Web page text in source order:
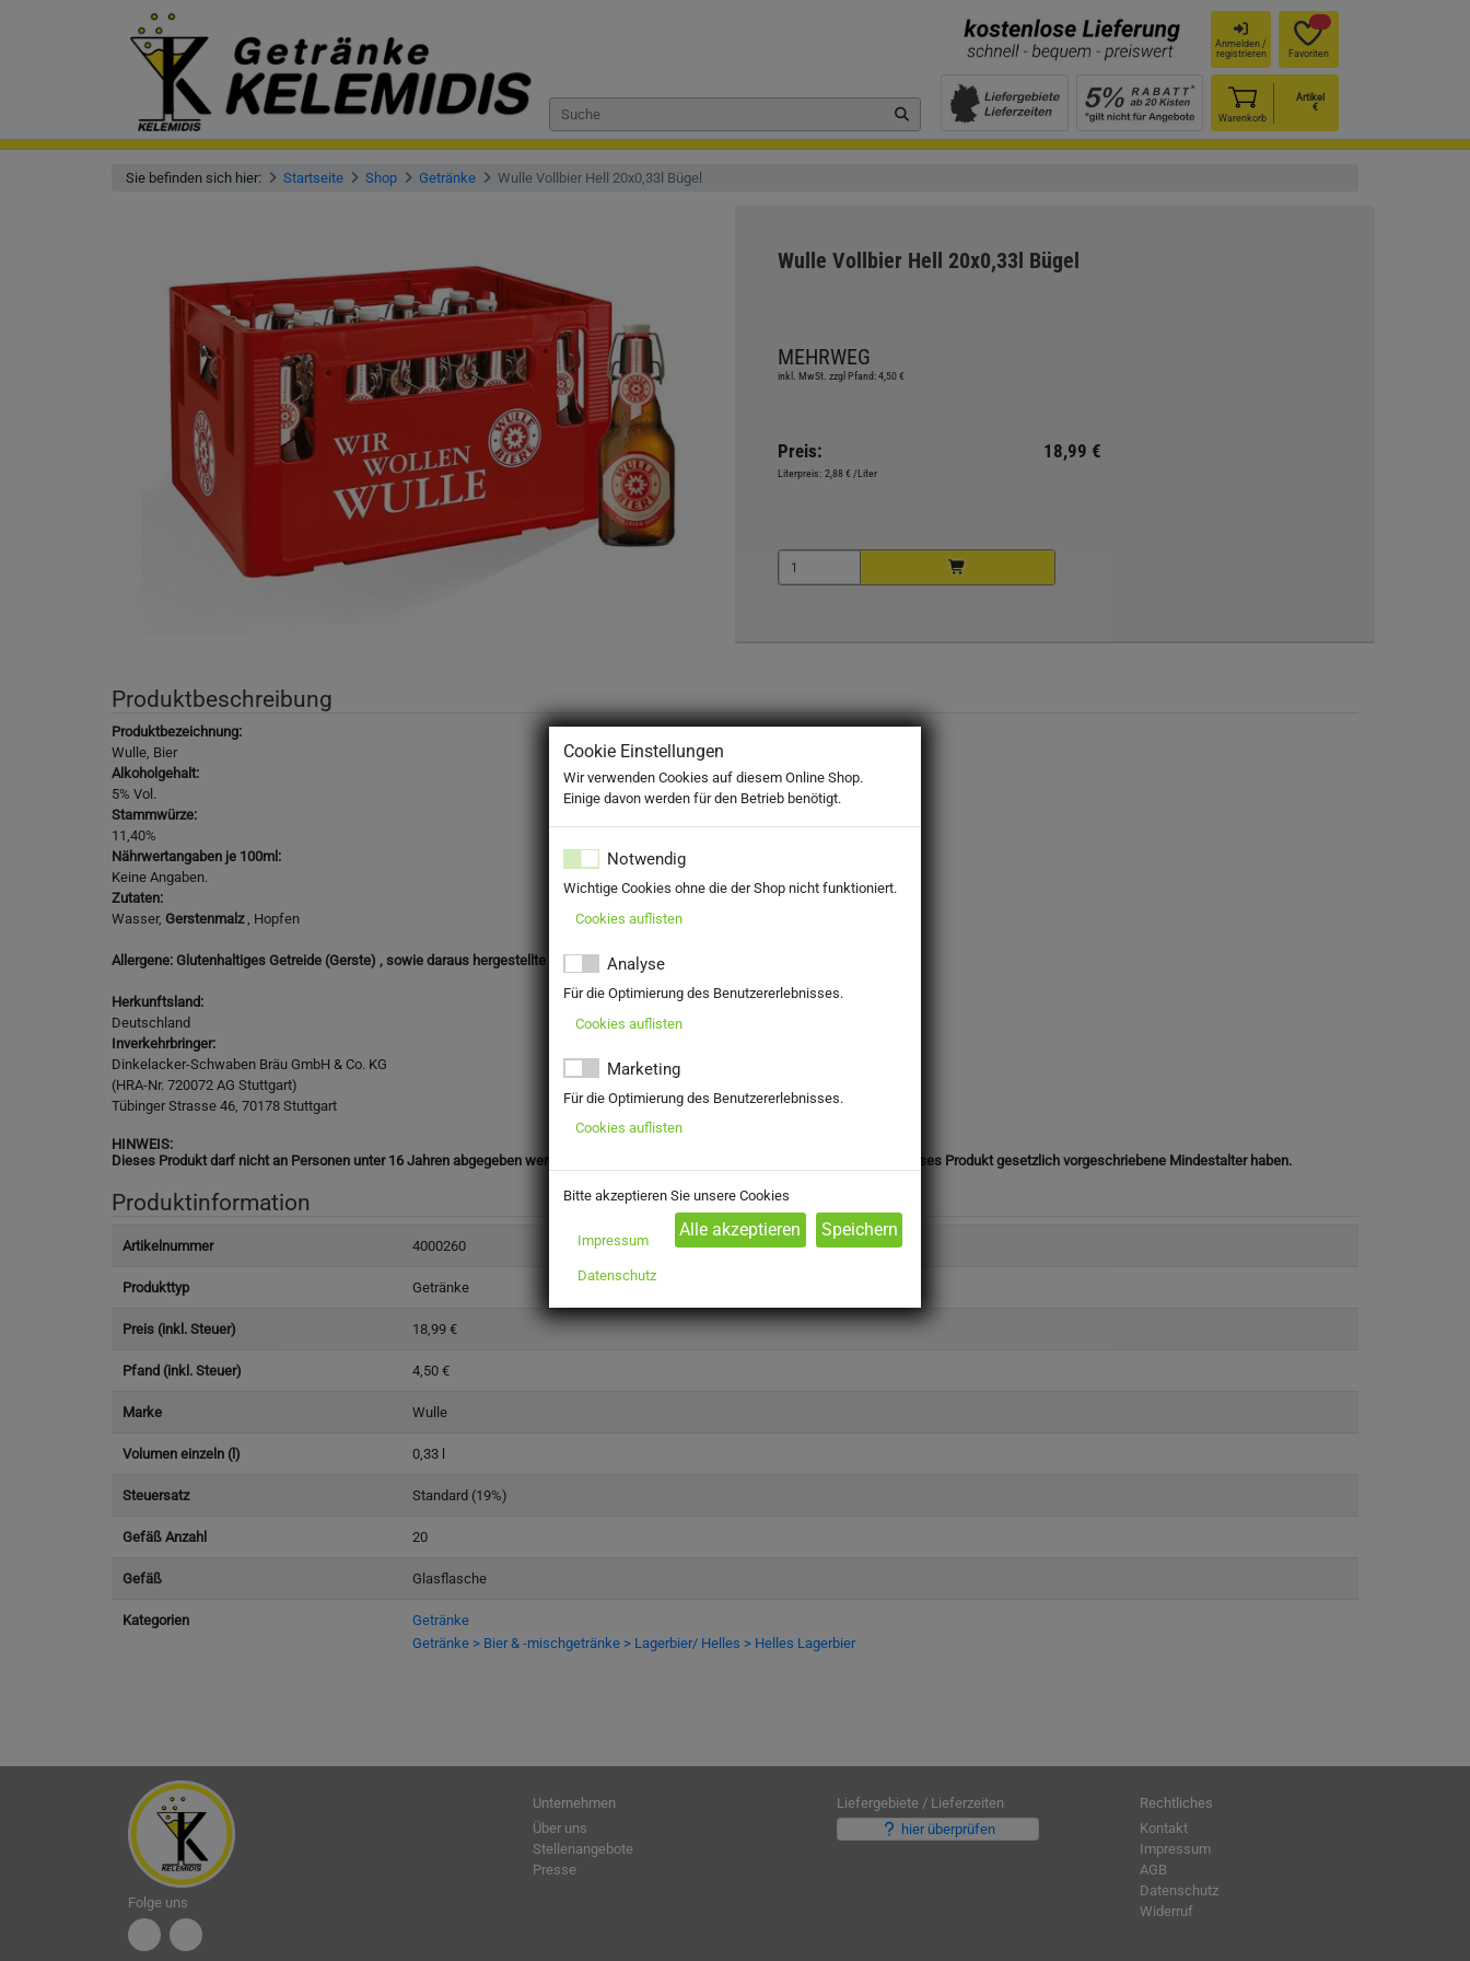
Anmelden /
registrieren
Favoriten
Warenkorb
Artikel
€
Sie befinden sich hier: Startseite Shop Getränke Wulle Vollbier Hell 20x0,33l Bügel
Wulle Vollbier Hell 20x0,33l Bügel
MEHRWEG
inkl. MwSt. zzgl Pfand: 4,50 €
Preis: 18,99 €
Literpreis: 2,88 € /Liter
Produktbeschreibung
Produktbezeichnung:
Wulle, Bier
Alkoholgehalt:
5% Vol.
Stammwürze:
11,40%
Nährwertangaben je 100ml:
Keine Angaben.
Zutaten:
Wasser, Gerstenmalz , Hopfen
Allergene: Glutenhaltiges Getreide (Gerste) , sowie daraus hergestellte Erzeugnisse
Herkunftsland:
Deutschland
Inverkehrbringer:
Dinkelacker-Schwaben Bräu GmbH & Co. KG
(HRA-Nr. 720072 AG Stuttgart)
Tübinger Strasse 46, 70178 Stuttgart
HINWEIS:
Dieses Produkt darf nicht an Personen unter 16 Jahren abgegeben werden. Mit Ihrer Bestellung bestätigen Sie, dass Sie das für dieses Produkt gesetzlich vorgeschriebene Mindestalter haben.
Produktinformation
Artikelnummer 4000260
Produkttyp Getränke
Preis (inkl. Steuer) 18,99 €
Pfand (inkl. Steuer) 4,50 €
Marke Wulle
Volumen einzeln (l) 0,33 l
Steuersatz Standard (19%)
Gefäß Anzahl 20
Gefäß Glasflasche
Kategorien
Getränke
Getränke > Bier & -mischgetränke > Lagerbier/ Helles > Helles Lagerbier
Folge uns
Unternehmen
Über uns
Stellenangebote
Presse
Liefergebiete / Lieferzeiten
hier überprüfen
Rechtliches
Kontakt
Impressum
AGB
Datenschutz
Widerruf
Cookie Einstellungen
Wir verwenden Cookies auf diesem Online Shop.
Einige davon werden für den Betrieb benötigt.
Notwendig
Wichtige Cookies ohne die der Shop nicht funktioniert.
Cookies auflisten
Analyse
Für die Optimierung des Benutzererlebnisses.
Cookies auflisten
Marketing
Für die Optimierung des Benutzererlebnisses.
Cookies auflisten
Bitte akzeptieren Sie unsere Cookies
Impressum
Datenschutz